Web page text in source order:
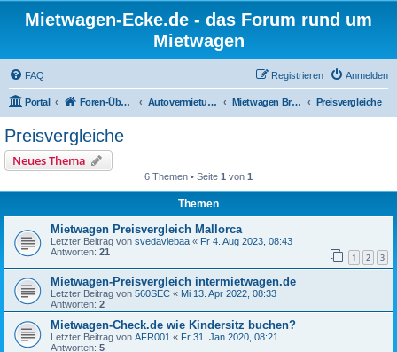
Mietwagen-Ecke.de - das Forum rund um
Mietwagen
FAQ Anmelden
Registrieren
Portal Foren-Übersicht Autovermietungen Mietwagen Broker/Preisvergleiche Preisvergleiche
Preisvergleiche
Neues Thema
6 Themen • Seite 1 von 1
Themen
Mietwagen Preisvergleich Mallorca
Letzter Beitrag von svedavlebaa « Fr 4. Aug 2023, 08:43
Antworten: 21 1 2 3
Mietwagen-Preisvergleich intermietwagen.de
Letzter Beitrag von 560SEC « Mi 13. Apr 2022, 08:33
Antworten: 2
Mietwagen-Check.de wie Kindersitz buchen?
Letzter Beitrag von AFR001 « Fr 31. Jan 2020, 08:21
Antworten: 5